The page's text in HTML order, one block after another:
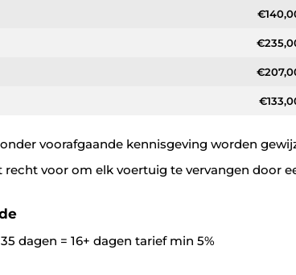
voorafgaande kennisgeving worden
recht voor om elk voertuig te vervangen door
dagen = 16+ dagen tarief min 5%